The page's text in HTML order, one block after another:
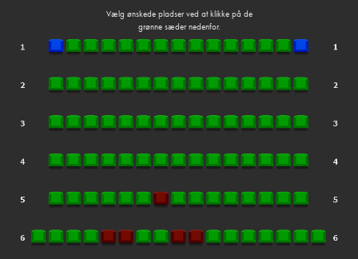
Vælg ønskede pladser ved at klikke på de
grønne sæder nedenfor.